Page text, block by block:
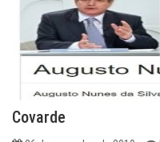
Covarde